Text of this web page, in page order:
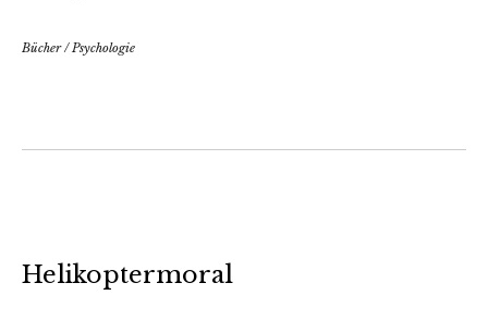
Bücher/ Psychologie
Helikoptermoral